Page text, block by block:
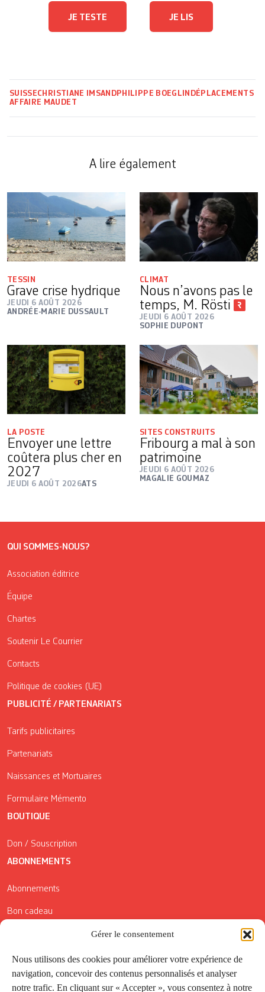
Gérer le consentement
Nous utilisons des cookies pour améliorer votre expérience de
navigation, concevoir des contenus personnalisés et analyser
notre trafic. En cliquant sur « Accepter », vous consentez à notre
JE TESTE JE LIS
SUISSECHRISTIANE IMSAND PHILIPPE BOEGLIN DÉPLACEMENTS
AFFAIRE MAUDET
A lire également
TESSIN
Grave crise hydrique
JEUDI 6 AOÛT 2026
ANDRÉE-MARIE DUSSAULT
CLIMAT
Nous n’avons pas le
temps, M. Rösti
JEUDI 6 AOÛT 2026
SOPHIE DUPONT
LA POSTE
Envoyer une lettre
coûtera plus cher en
2027
JEUDI 6 AOÛT 2026ATS
SITES CONSTRUITS
Fribourg a mal à son
patrimoine
JEUDI 6 AOÛT 2026
MAGALIE GOUMAZ
QUI SOMMES-NOUS?
Association éditrice
Équipe
Chartes
Soutenir Le Courrier
Contacts
Politique de cookies (UE)
PUBLICITÉ / PARTENARIATS
Tarifs publicitaires
Partenariats
Naissances et Mortuaires
Formulaire Mémento
BOUTIQUE
Don / Souscription
ABONNEMENTS
Abonnements
Bon cadeau
Conditions générales de vente
Réductions de la Carte Côté Courrier
Application